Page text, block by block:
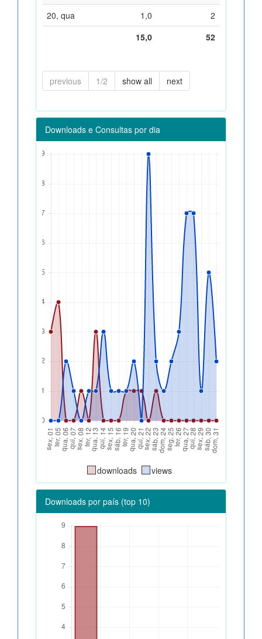
20, qua
1,0
2
15,0
52
previous 1/2 show all next
Downloads e Consultas por dia
downloads views
Downloads por país (top 10)